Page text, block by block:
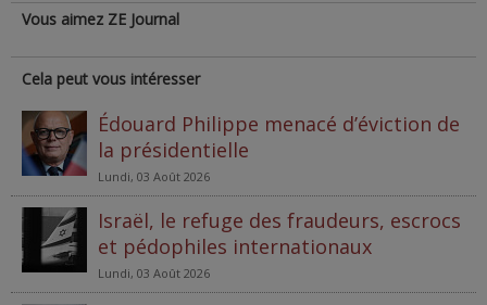
Vous aimez ZE Journal
Cela peut vous intéresser
Édouard Philippe menacé d’éviction de
la présidentielle
Lundi, 03 Août 2026
Israël, le refuge des fraudeurs, escrocs
et pédophiles internationaux
Lundi, 03 Août 2026